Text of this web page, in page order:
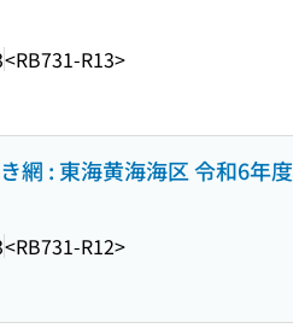
<RB731-R13>
網 : 東海黄海海区 令和6年度
<RB731-R12>